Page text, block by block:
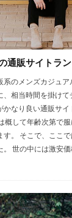
通販サイトラ
系のメンズカジュ
相当時間を掛けて
かなり良い通販サ
概して年齢次第で
。 そこで、ここ
。 世の中には激安